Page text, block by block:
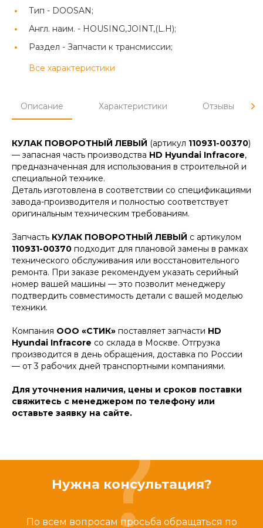
Тип - DOOSAN;
Англ. наим. - HOUSING,JOINT,(L.H);
Раздел - Запчасти к трансмиссии;
Все характеристики
Описание Характеристики Отзывы
КУЛАК ПОВОРОТНЫЙ ЛЕВЫЙ (артикул 110931-00370)
— запасная часть производства HD Hyundai Infracore,
предназначенная для использования в строительной и
специальной технике.
Деталь изготовлена в соответствии со спецификациями
завода-производителя и полностью соответствует
оригинальным техническим требованиям.
Запчасть КУЛАК ПОВОРОТНЫЙ ЛЕВЫЙ с артикулом
110931-00370 подходит для плановой замены в рамках
технического обслуживания или восстановительного
ремонта. При заказе рекомендуем указать серийный
номер вашей машины — это позволит менеджеру
подтвердить совместимость детали с вашей моделью
техники.
Компания ООО «СТИК» поставляет запчасти HD
Hyundai Infracore со склада в Москве. Отгрузка
производится в день обращения, доставка по России
— от 3 рабочих дней транспортными компаниями.
Для уточнения наличия, цены и сроков поставки
свяжитесь с менеджером по телефону или
оставьте заявку на сайте.
Нужна консультация?
По всем вопросам просьба обращаться по